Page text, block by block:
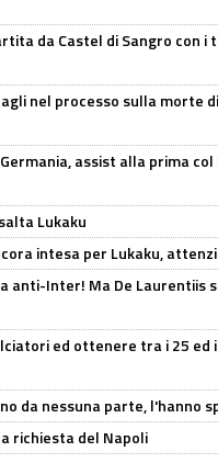
da Castel di Sangro con i
nel processo sulla morte
assist alla prima col
Lukaku
intesa per Lukaku,
anti-Inter! Ma De
ed ottenere tra i 25 ed
da nessuna parte, l'hanno
richiesta del Napoli